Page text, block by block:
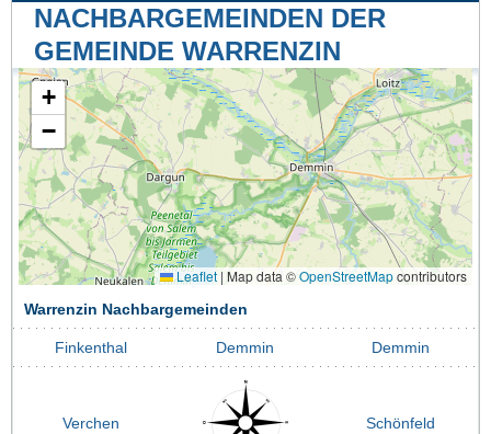
NACHBARGEMEINDEN DER
GEMEINDE WARRENZIN
+
−
Leaflet | Map data ©OpenStreetMapcontributors
Warrenzin Nachbargemeinden
Finkenthal Demmin Demmin
Verchen Schönfeld